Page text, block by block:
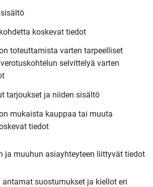
koskevat tiedot
toteuttamista varten tarpeelliset
selvittelyä varten
tarjoukset ja niiden sisältö
mukaista kauppaa tai muuta
tiedot
ja muuhun asiayhteyteen liittyvät tiedot
antamat suostumukset ja kiellot eri